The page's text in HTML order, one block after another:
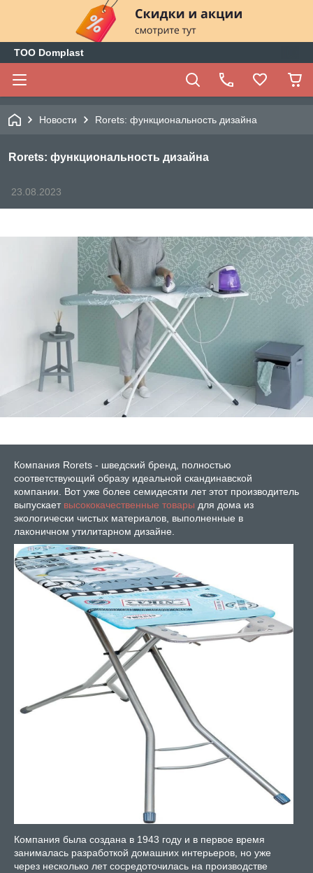
ТОО Domplast
Новости Rorets: функциональность дизайна
Rorets: функциональность дизайна
23.08.2023
Компания Rorets - шведский бренд, полностью
соответствующий образу идеальной скандинавской
компании. Вот уже более семидесяти лет этот производитель
выпускает высококачественные товары для дома из
экологически чистых материалов, выполненные в
лаконичном утилитарном дизайне.
Компания была создана в 1943 году и в первое время
занималась разработкой домашних интерьеров, но уже
через несколько лет сосредоточилась на производстве